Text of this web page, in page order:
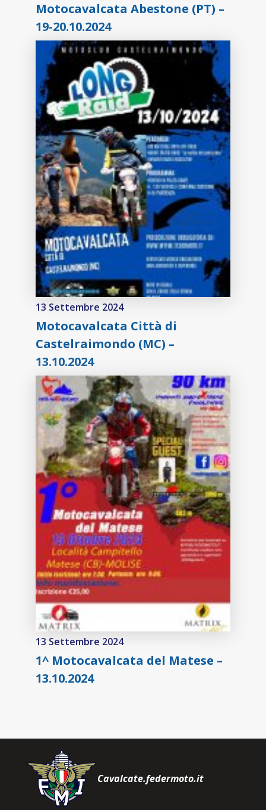
Motocavalcata Abestone (PT) –
19-20.10.2024
13 Settembre 2024
Motocavalcata Città di
Castelraimondo (MC) –
13.10.2024
13 Settembre 2024
1^ Motocavalcata del Matese –
13.10.2024
Cavalcate.federmoto.it